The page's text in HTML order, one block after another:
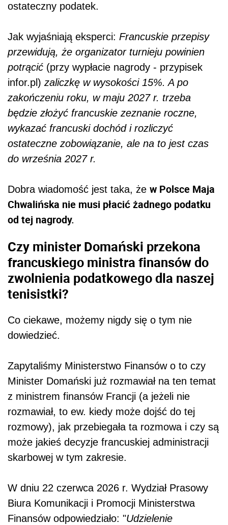
ostateczny podatek.
Jak wyjaśniają eksperci: Francuskie przepisy
przewidują, że organizator turnieju powinien
potrącić (przy wypłacie nagrody - przypisek
infor.pl) zaliczkę w wysokości 15%. A po
zakończeniu roku, w maju 2027 r. trzeba
będzie złożyć francuskie zeznanie roczne,
wykazać francuski dochód i rozliczyć
ostateczne zobowiązanie, ale na to jest czas
do września 2027 r.
Dobra wiadomość jest taka, że w Polsce Maja
Chwalińska nie musi płacić żadnego podatku
od tej nagrody.
Czy minister Domański przekona
francuskiego ministra finansów do
zwolnienia podatkowego dla naszej
tenisistki?
Co ciekawe, możemy nigdy się o tym nie
dowiedzieć.
Zapytaliśmy Ministerstwo Finansów o to czy
Minister Domański już rozmawiał na ten temat
z ministrem finansów Francji (a jeżeli nie
rozmawiał, to ew. kiedy może dojść do tej
rozmowy), jak przebiegała ta rozmowa i czy są
może jakieś decyzje francuskiej administracji
skarbowej w tym zakresie.
W dniu 22 czerwca 2026 r. Wydział Prasowy
Biura Komunikacji i Promocji Ministerstwa
Finansów odpowiedziało: "Udzielenie